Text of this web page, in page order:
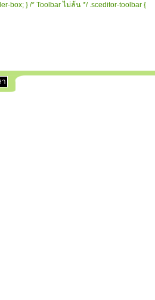
box; } /* Toolbar ไม่ล้น */ .sceditor-toolbar {